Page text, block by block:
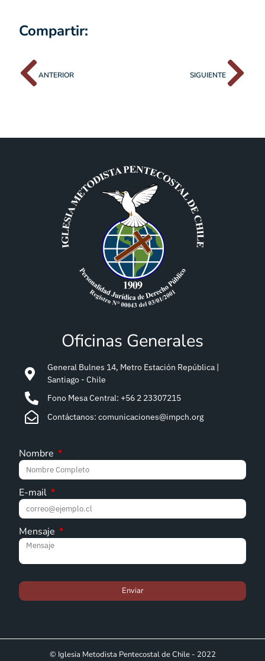
Compartir:
ANTERIOR SIGUIENTE
Oficinas Generales
General Bulnes 14, Metro Estación República |
Santiago - Chile
Fono Mesa Central: +56 2 23307215
Contáctanos: comunicaciones@impch.org
Nombre
E-mail
Mensaje
Enviar
© Iglesia Metodista Pentecostal de Chile - 2022